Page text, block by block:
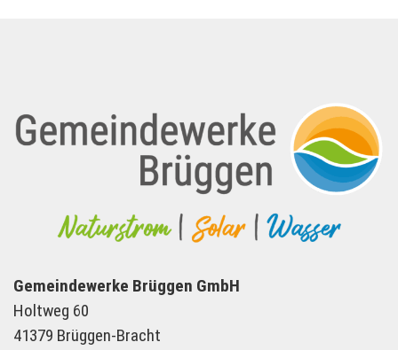
Gemeindewerke Brüggen GmbH
Holtweg 60
41379 Brüggen-Bracht